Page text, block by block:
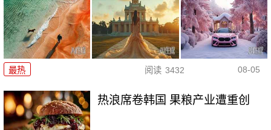
最热 阅读 3432 08-05
热浪席卷韩国 果粮产业遭重创